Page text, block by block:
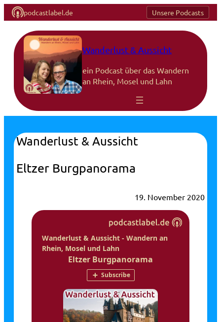
podcastlabel.de Unsere Podcasts
Wanderlust & Aussicht
ein Podcast über das Wandern
an Rhein, Mosel und Lahn
Wanderlust & Aussicht
Eltzer Burgpanorama
19. November 2020